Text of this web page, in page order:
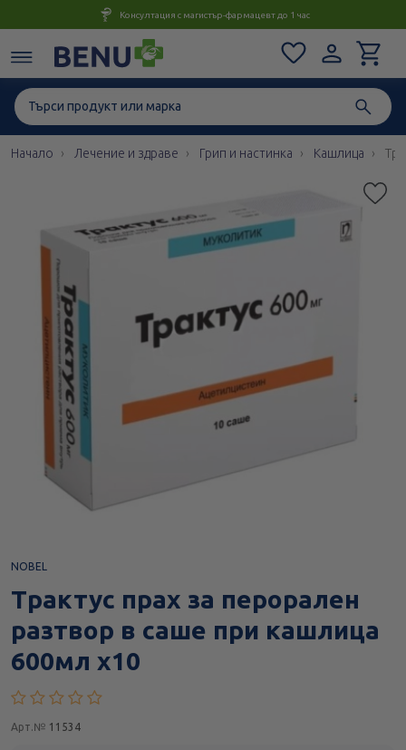
Консултация с магистър-фармацевт до 1 час
Начало Лечение и здраве Грип и настинка Кашлица
NOBEL
Трактус прах за перорален
разтвор в саше при кашлица
600мл х10
Арт.№ 11534